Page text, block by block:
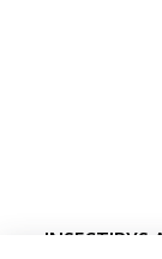
INSECTIBYS